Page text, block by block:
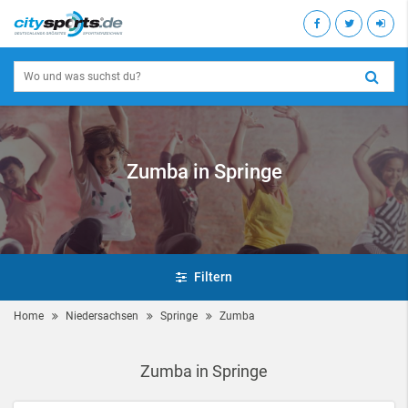
Zumba in Springe
Filtern
Home Niedersachsen Springe Zumba
Zumba in Springe